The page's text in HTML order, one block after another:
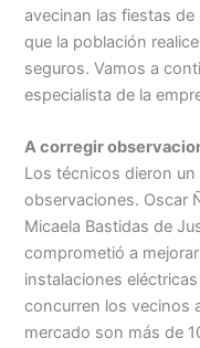
avecinan las fiestas
que la población
seguros. Vamos a
especialista de la
A corregir
Los técnicos dieron
observaciones. Oscar
Micaela Bastidas de
comprometió a
instalaciones
concurren los vecinos
mercado son más de